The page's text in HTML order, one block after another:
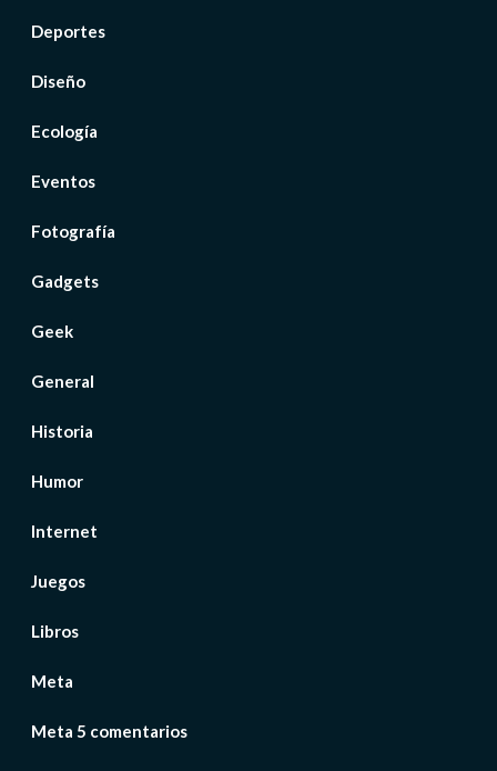
Deportes
Diseño
Ecología
Eventos
Fotografía
Gadgets
Geek
General
Historia
Humor
Internet
Juegos
Libros
Meta
Meta 5 comentarios